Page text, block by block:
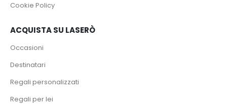
Cookie Policy
ACQUISTA SU LASERÒ
Occasioni
Destinatari
Regali personalizzati
Regali per lei